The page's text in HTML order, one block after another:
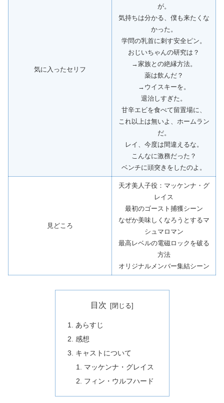
気に入ったセリフ
が。
気持ちは分かる、僕も来たくな
かった。
学問の乳首に刺す安全ピン。
おじいちゃんの研究は？
→家族との絶縁方法。
薬は飲んだ？
→ウイスキーを。
退治しすぎた。
甘辛エビを食べて留置場に、
これ以上は無いよ、ホームラン
だ。
レイ、今度は間違えるな。
こんなに激務だった？
ベンチに頭突きをしたのよ。
見どころ
天才美人子役：マッケンナ・グ
レイス
最初のゴースト捕獲シーン
なぜか美味しくなろうとするマ
シュマロマン
最高レベルの電磁ロックを破る
方法
オリジナルメンバー集結シーン
目次
あらすじ
感想
キャストについて
マッケンナ・グレイス
フィン・ウルフハード